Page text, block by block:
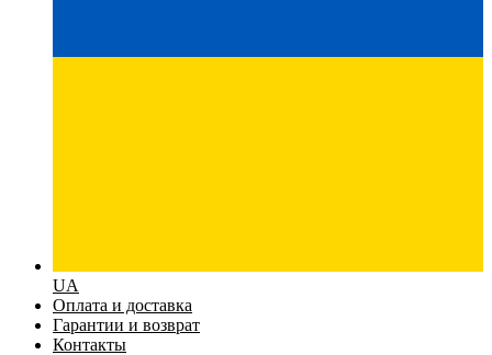
UA
Оплата и доставка
Гарантии и возврат
Контакты